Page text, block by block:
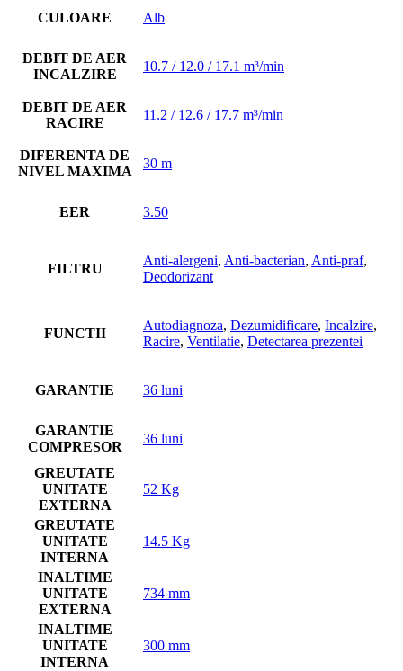
CULOARE Alb
DEBIT DE AER
INCALZIRE
10.7 / 12.0 / 17.1 m³/min
DEBIT DE AER
RACIRE
11.2 / 12.6 / 17.7 m³/min
DIFERENTA DE
NIVEL MAXIMA
30 m
EER 3.50
FILTRU
Anti-alergeni, Anti-bacterian, Anti-praf,
Deodorizant
FUNCTII
Autodiagnoza, Dezumidificare, Incalzire,
Racire, Ventilatie, Detectarea prezentei
GARANTIE 36 luni
GARANTIE
COMPRESOR
36 luni
GREUTATE
UNITATE
EXTERNA
52 Kg
GREUTATE
UNITATE
INTERNA
14.5 Kg
INALTIME
UNITATE
EXTERNA
734 mm
INALTIME
UNITATE
INTERNA
300 mm